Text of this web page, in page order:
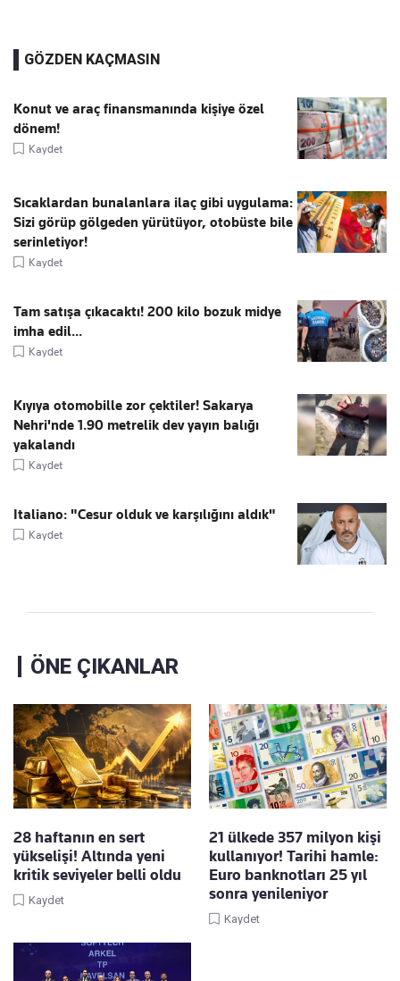
GÖZDEN KAÇMASIN
Konut ve araç finansmanında kişiye özel
dönem!
Kaydet
Sıcaklardan bunalanlara ilaç gibi uygulama:
Sizi görüp gölgeden yürütüyor, otobüste bile
serinletiyor!
Kaydet
Tam satışa çıkacaktı! 200 kilo bozuk midye
imha edil...
Kaydet
Kıyıya otomobille zor çektiler! Sakarya
Nehri'nde 1.90 metrelik dev yayın balığı
yakalandı
Kaydet
Italiano: "Cesur olduk ve karşılığını aldık"
Kaydet
ÖNE ÇIKANLAR
28 haftanın en sert
yükselişi! Altında yeni
kritik seviyeler belli oldu
Kaydet
21 ülkede 357 milyon kişi
kullanıyor! Tarihi hamle:
Euro banknotları 25 yıl
sonra yenileniyor
Kaydet